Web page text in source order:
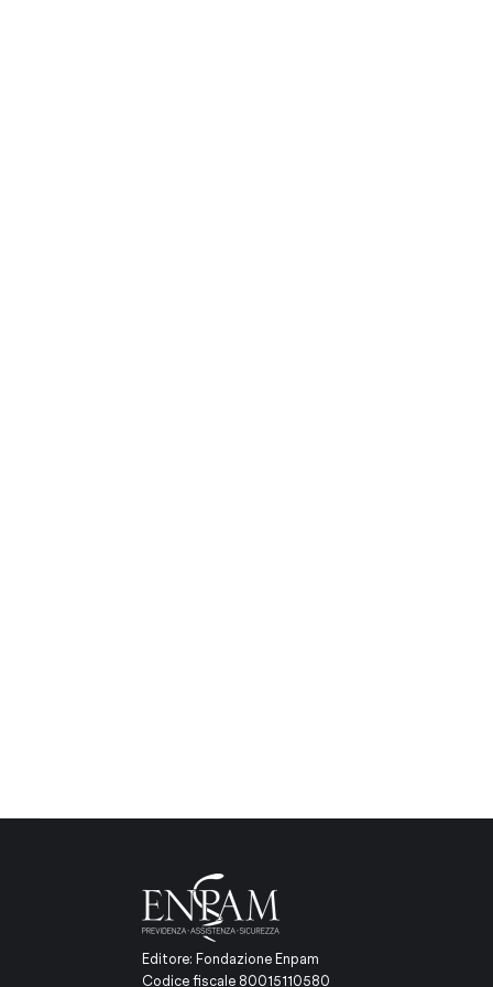
Editore: Fondazione Enpam
Codice fiscale 80015110580